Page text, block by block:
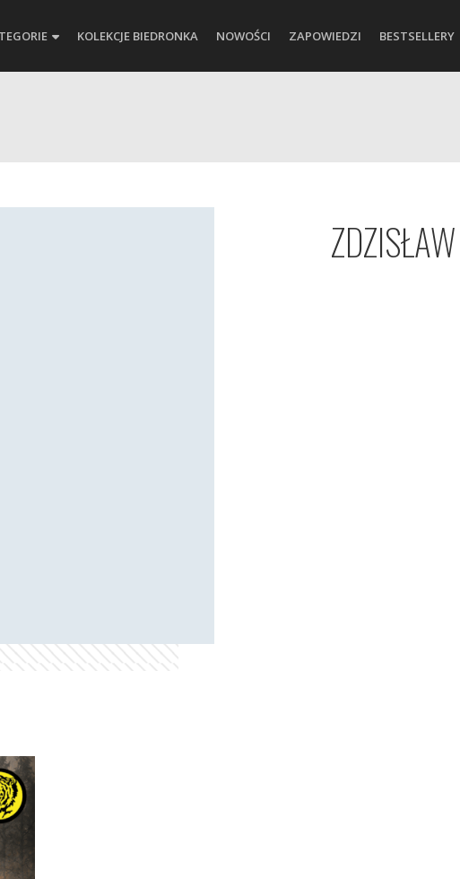
KOLEKCJE BIEDRONKA NOWOŚCI ZAPOWIEDZI BESTSELLERY